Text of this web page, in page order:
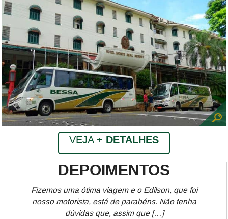
VEJA + DETALHES
DEPOIMENTOS
Fizemos uma ótima viagem e o Edilson, que foi
nosso motorista, está de parabéns. Não tenha
dúvidas que, assim que […]